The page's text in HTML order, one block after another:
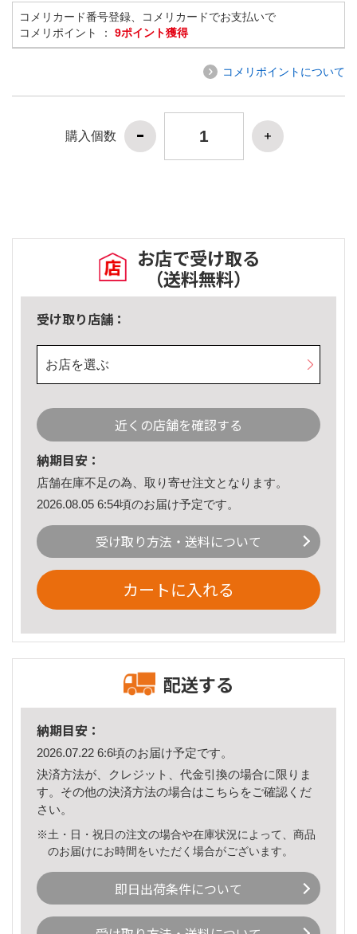
コメリカード番号登録、コメリカードでお支払いで
コメリポイント ： 9ポイント獲得
コメリポイントについて
購入個数
お店で受け取る
（送料無料）
受け取り店舗：
お店を選ぶ
近くの店舗を確認する
納期目安：
店舗在庫不足の為、取り寄せ注文となります。
2026.08.05 6:54頃のお届け予定です。
受け取り方法・送料について
カートに入れる
配送する
納期目安：
2026.07.22 6:6頃のお届け予定です。
決済方法が、クレジット、代金引換の場合に限りま
す。その他の決済方法の場合はこちら をご確認くだ
さい。
※土・日・祝日の注文の場合や在庫状況によって、商品
のお届けにお時間をいただく場合がございます。
即日出荷条件について